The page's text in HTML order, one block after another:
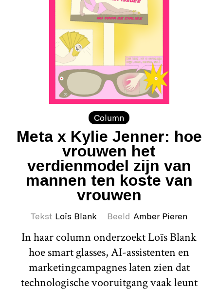
Column
Meta x Kylie Jenner: hoe
vrouwen het
verdienmodel zijn van
mannen ten koste van
vrouwen
Tekst Loïs Blank Beeld Amber Pieren
In haar column onderzoekt Loïs Blank
hoe smart glasses, AI-assistenten en
marketingcampagnes laten zien dat
technologische vooruitgang vaak leunt